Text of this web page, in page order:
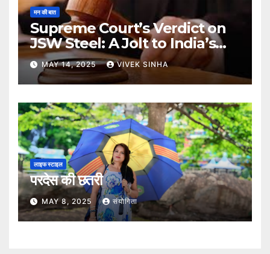
मन की बात
Supreme Court’s Verdict on
JSW Steel: A Jolt to India’s
Insolvency Framework
MAY 14, 2025 VIVEK SINHA
लाइफ स्टाइल
परदेस की छतरी
MAY 8, 2025 संयोगिता